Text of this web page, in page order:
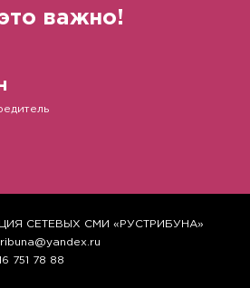
важно!
СЕТЕВЫХ СМИ «РУСТРИБУНА»
751 78 88